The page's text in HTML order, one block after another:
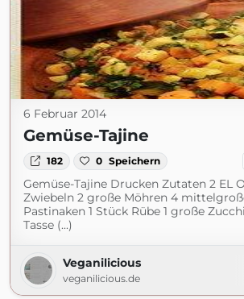
6 Februar 2014
Gemüse-Tajine
182 0 Speichern
Gemüse-Tajine Drucken Zutaten 2 EL
Zwiebeln 2 große Möhren 4
Pastinaken 1 Stück Rübe 1 große
Tasse (...)
Veganilicious
veganilicious.de